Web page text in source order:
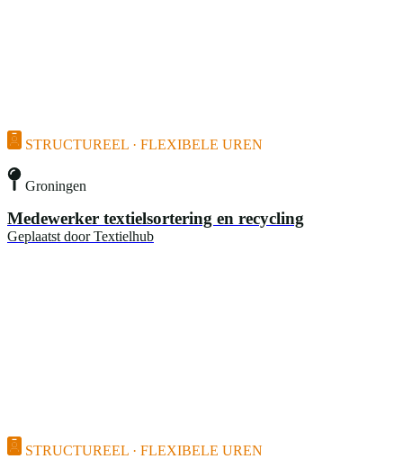
STRUCTUREEL · FLEXIBELE UREN
Groningen
Medewerker textielsortering en recycling
Geplaatst door Textielhub
STRUCTUREEL · FLEXIBELE UREN